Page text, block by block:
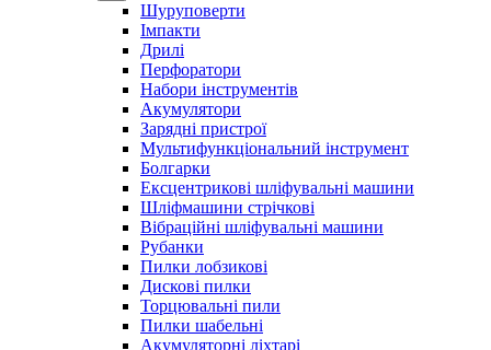
Шуруповерти
Імпакти
Дрилі
Перфоратори
Набори інструментів
Акумулятори
Зарядні пристрої
Мультифункціональний інструмент
Болгарки
Ексцентрикові шліфувальні машини
Шліфмашини стрічкові
Вібраційні шліфувальні машини
Рубанки
Пилки лобзикові
Дискові пилки
Торцювальні пили
Пилки шабельні
Акумуляторні ліхтарі